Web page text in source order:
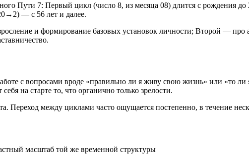
Пути 7: Первый цикл (число 8, из месяца 08) длится с рождения
— с 56 лет и далее.
и формирование базовых установок личности; Второй — про
с вопросами вроде «правильно ли я живу свою жизнь» или «то
на старте то, что органично только зрелости.
Переход между циклами часто ощущается постепенно, в течение
масштаб той же временной структуры